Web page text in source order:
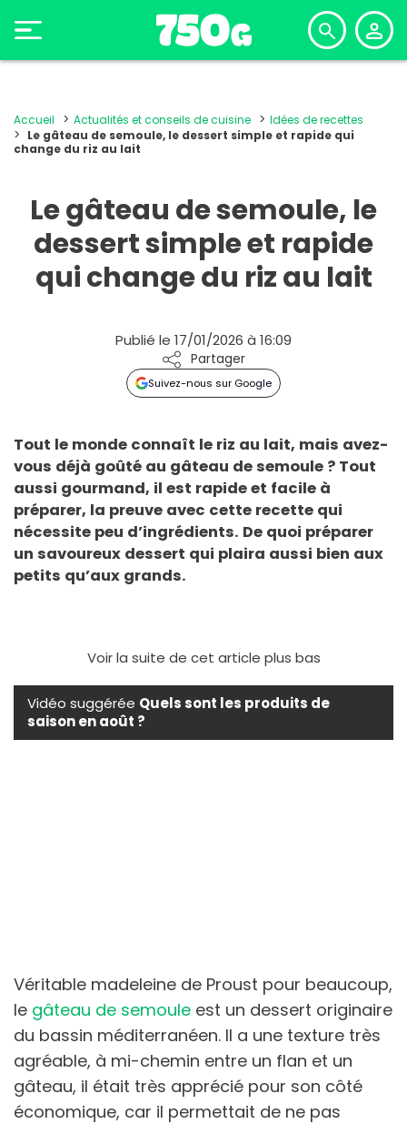
Accueil Actualités et conseils de cuisine
Idées de recettes
Le gâteau de semoule, le dessert simple et rapide qui
change du riz au lait
Le gâteau de semoule, le
dessert simple et rapide
qui change du riz au lait
Publié le 17/01/2026 à 16:09
Partager
Suivez-nous sur Google
Tout le monde connaît le riz au lait, mais avez-
vous déjà goûté au gâteau de semoule ? Tout
aussi gourmand, il est rapide et facile à
préparer, la preuve avec cette recette qui
nécessite peu d’ingrédients. De quoi préparer
un savoureux dessert qui plaira aussi bien aux
petits qu’aux grands.
Voir la suite de cet article plus bas
Vidéo suggérée Quels sont les produits de
saison en août ?
Véritable madeleine de Proust pour beaucoup,
le gâteau de semoule est un dessert originaire
du bassin méditerranéen. Il a une texture très
agréable, à mi-chemin entre un flan et un
gâteau, il était très apprécié pour son côté
économique, car il permettait de ne pas